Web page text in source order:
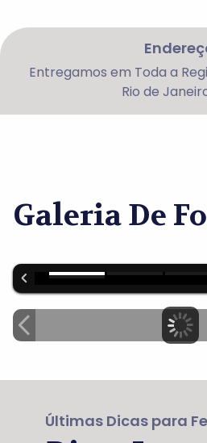
Entregamos em Toda a
Rio de
Galeria De
Últimas Dicas para